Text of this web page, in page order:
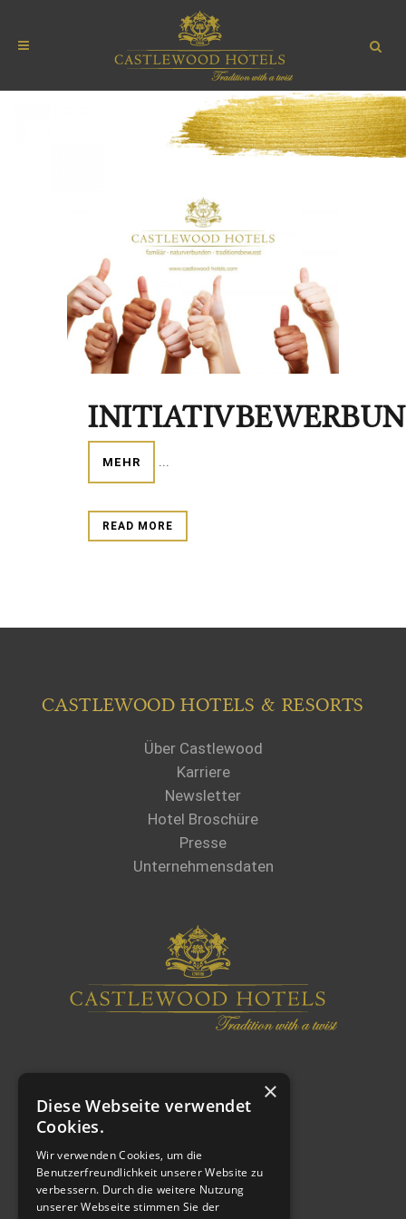
MEHR ...
READ MORE
CASTLEWOOD HOTELS & RESORTS
Über Castlewood
Karriere
Newsletter
Hotel Broschüre
Presse
Unternehmensdaten
WEITERE LINKS
×
Diese Webseite verwendet
Cookies.
Wir verwenden Cookies, um die
Benutzerfreundlichkeit unserer Website zu
verbessern. Durch die weitere Nutzung
unserer Webseite stimmen Sie der